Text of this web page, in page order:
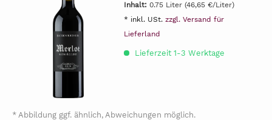
Inhalt: 0.75 Liter (46,65 €/Liter)
* inkl. USt. zzgl. Versand für
Lieferland
Lieferzeit 1-3 Werktage
* Abbildung ggf. ähnlich, Abweichungen möglich.